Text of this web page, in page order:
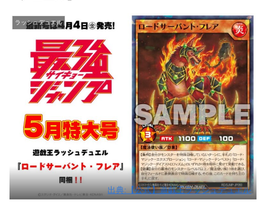
ラッシュデュエル
出典:【公式】遊戯王ラッシュデュエル